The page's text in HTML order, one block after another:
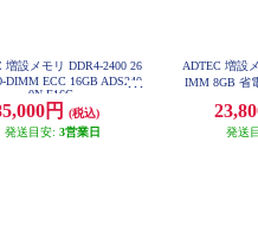
増設メモリ DDR4-2400 26
DIMM ECC 16GB ADS240
0N-E16G
円
(税込)
発送目安: 3営業日
ADTEC 増設
IMM 8GB 省
発送